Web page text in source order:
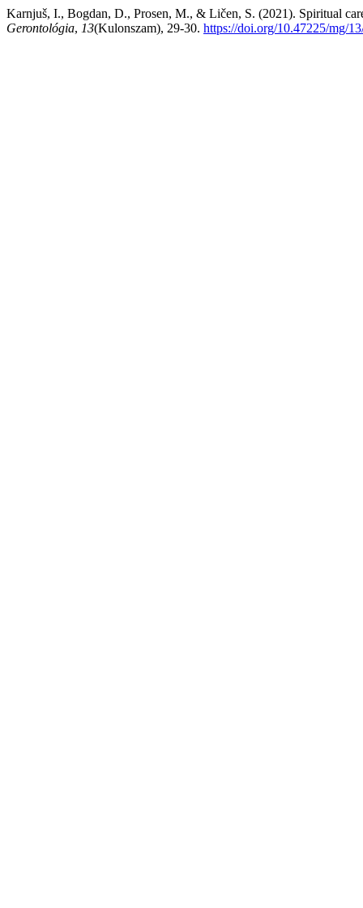
Karnjuš, I., Bogdan, D., Prosen, M., & Ličen, S. (2021). Spiritual
Gerontológia, 13(Kulonszam), 29-30. https://doi.org/10.47225/mg/